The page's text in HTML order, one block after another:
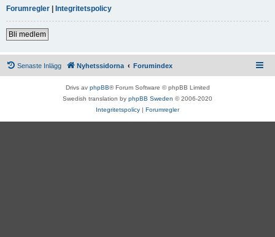
Forumregler | Integritetspolicy
Bli medlem
Senaste Inlägg Nyhetssidorna Forumindex
Drivs av phpBB® Forum Software © phpBB Limited
Swedish translation by phpBB Sweden © 2006-2020
Integritetspolicy | Forumregler